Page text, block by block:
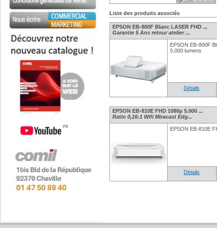
Liste des produits associés
EPSON EB-800F Blanc LASER FHD ...
Garantie 5 Ans retour atelier ...
EPSON EB-800F
5.000 lumens
Détails
EPSON EB-810E FHD 1080p 5.000 ...
Ratio 0,16:1 Wifi Miracast Edg...
EPSON EB-810E
Détails